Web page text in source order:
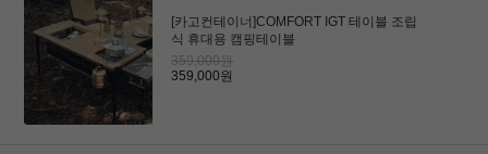
[카고컨테이너]COMFORT IGT 테이블 조립
식 휴대용 캠핑테이블
359,000원
359,000원